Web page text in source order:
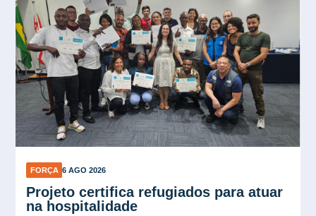
FORÇA 6 AGO 2026
Força Sindical SP organiza
mobilização para ato de 10 de agosto